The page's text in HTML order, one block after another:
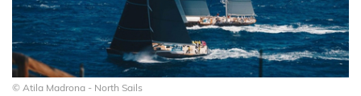
© Atila Madrona - North Sails